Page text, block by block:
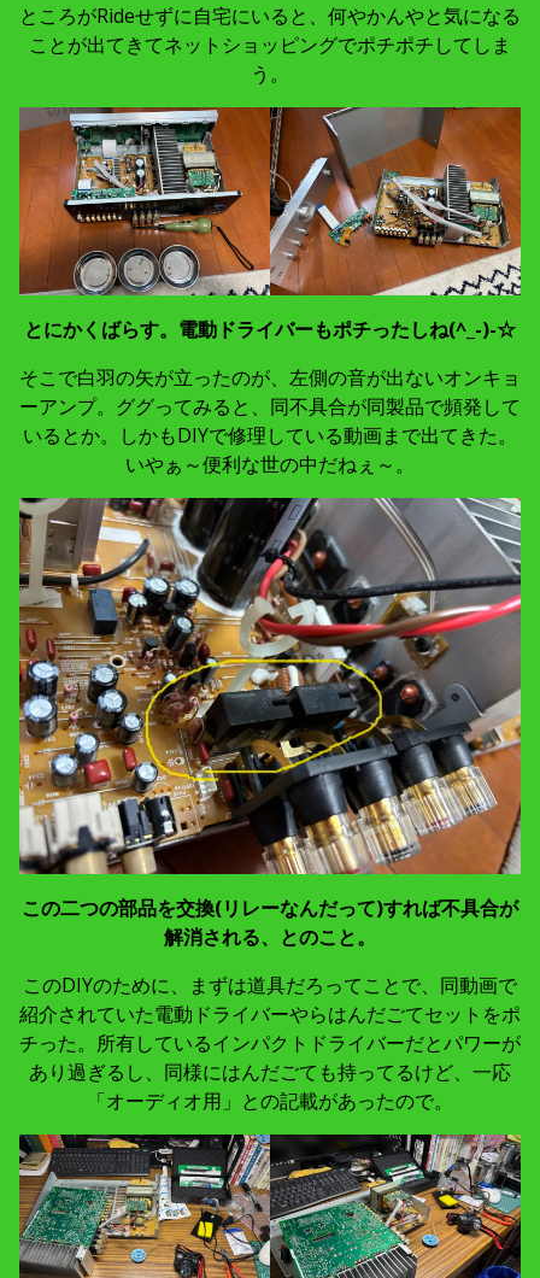
ところがRideせずに自宅にいると、何やかんやと気になる
ことが出てきてネットショッピングでポチポチしてしま
う。
とにかくばらす。電動ドライバーもポチったしね(^_-)-☆
そこで白羽の矢が立ったのが、左側の音が出ないオンキョ
ーアンプ。ググってみると、同不具合が同製品で頻発して
いるとか。しかもDIYで修理している動画まで出てきた。
いやぁ～便利な世の中だねぇ～。
この二つの部品を交換(リレーなんだって)すれば不具合が
解消される、とのこと。
このDIYのために、まずは道具だろってことで、同動画で
紹介されていた電動ドライバーやらはんだごてセットをポ
チった。所有しているインパクトドライバーだとパワーが
あり過ぎるし、同様にはんだごても持ってるけど、一応
「オーディオ用」との記載があったので。